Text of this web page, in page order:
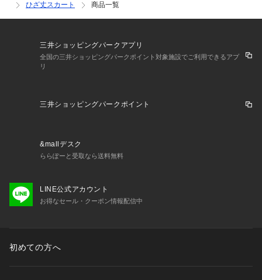
ひざ丈スカート
商品一覧
三井ショッピングパークアプリ
全国の三井ショッピングパークポイント対象施設でご利用できるアプ
リ
三井ショッピングパークポイント
&mallデスク
ららぽーと受取なら送料無料
LINE公式アカウント
お得なセール・クーポン情報配信中
初めての方へ